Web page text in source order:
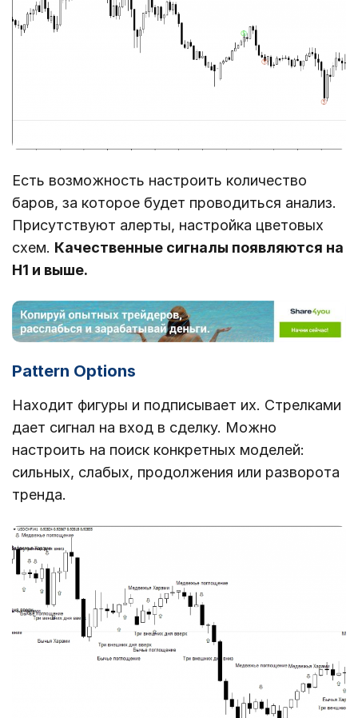
Есть возможность настроить количество
баров, за которое будет проводиться анализ.
Присутствуют алерты, настройка цветовых
схем. Качественные сигналы появляются на
Н1 и выше.
Pattern Options
Находит фигуры и подписывает их. Стрелками
дает сигнал на вход в сделку. Можно
настроить на поиск конкретных моделей:
сильных, слабых, продолжения или разворота
тренда.